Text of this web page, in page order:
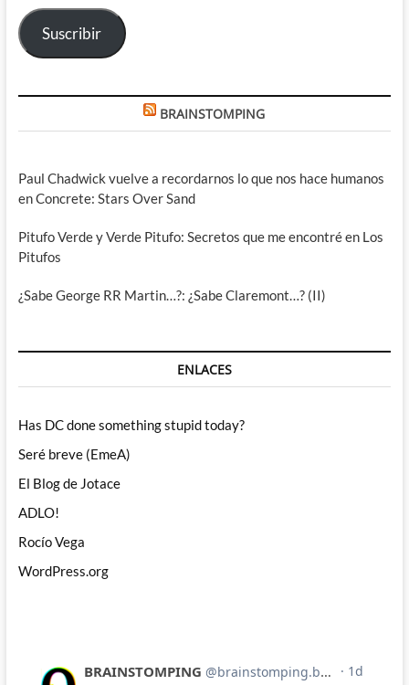
electrónico
Suscribir
BRAINSTOMPING
Paul Chadwick vuelve a recordarnos lo que nos hace humanos
en Concrete: Stars Over Sand
Pitufo Verde y Verde Pitufo: Secretos que me encontré en Los
Pitufos
¿Sabe George RR Martin…?: ¿Sabe Claremont…? (II)
ENLACES
Has DC done something stupid today?
Seré breve (EmeA)
El Blog de Jotace
ADLO!
Rocío Vega
WordPress.org